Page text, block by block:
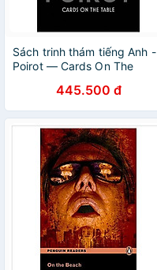
Sách trinh thám tiếng Anh -
Poirot — Cards On The
445.500 đ